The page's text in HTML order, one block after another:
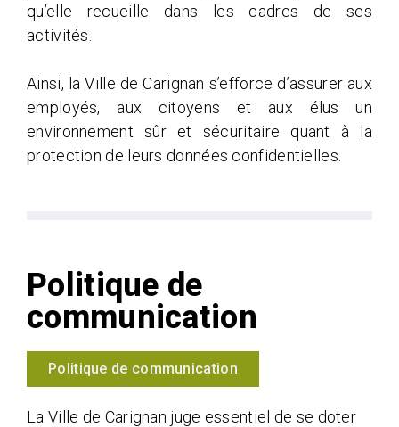
qu’elle recueille dans les cadres de ses
activités.
Ainsi, la Ville de Carignan s’efforce d’assurer aux
employés, aux citoyens et aux élus un
environnement sûr et sécuritaire quant à la
protection de leurs données confidentielles.
Politique de
communication
Politique de communication
La Ville de Carignan juge essentiel de se doter